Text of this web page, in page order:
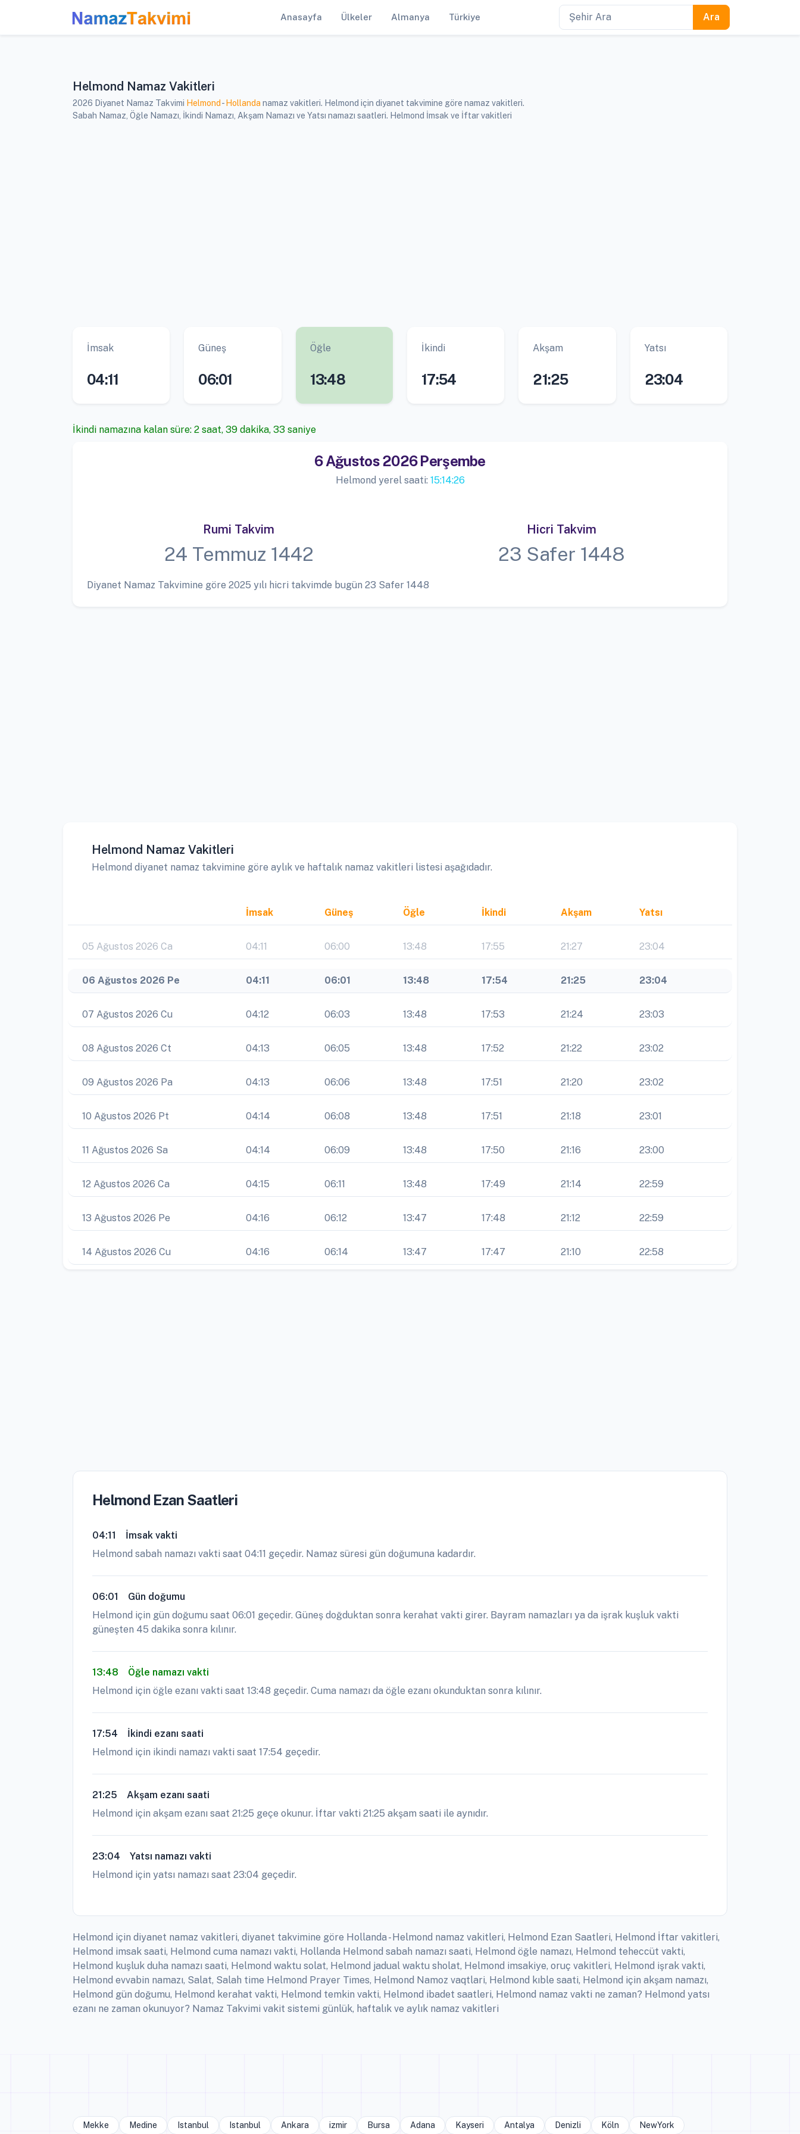
Anasayfa Ülkeler Almanya Türkiye
Helmond Namaz Vakitleri
2026 Diyanet Namaz Takvimi Helmond - Hollanda namaz vakitleri. Helmond için diyanet takvimine göre namaz vakitleri.
Sabah Namaz, Öğle Namazı, İkindi Namazı, Akşam Namazı ve Yatsı namazı saatleri. Helmond İmsak ve İftar vakitleri
İmsak
04:11
Güneş
06:01
Öğle
13:48
İkindi
17:54
Akşam
21:25
Yatsı
23:04
İkindi namazına kalan süre: 2 saat, 39 dakika, 33 saniye
6 Ağustos 2026 Perşembe
Helmond yerel saati: 15:14:26
Rumi Takvim
24 Temmuz 1442
Hicri Takvim
23 Safer 1448
Diyanet Namaz Takvimine göre 2025 yılı hicri takvimde bugün 23 Safer 1448
Helmond Namaz Vakitleri
Helmond diyanet namaz takvimine göre aylık ve haftalık namaz vakitleri listesi aşağıdadır.
İmsak Güneş Öğle İkindi Akşam Yatsı
05 Ağustos 2026 Ca 04:11 06:00 13:48 17:55 21:27 23:04
06 Ağustos 2026 Pe 04:11 06:01 13:48 17:54 21:25 23:04
07 Ağustos 2026 Cu 04:12 06:03 13:48 17:53 21:24 23:03
08 Ağustos 2026 Ct 04:13 06:05 13:48 17:52 21:22 23:02
09 Ağustos 2026 Pa 04:13 06:06 13:48 17:51 21:20 23:02
10 Ağustos 2026 Pt 04:14 06:08 13:48 17:51 21:18 23:01
11 Ağustos 2026 Sa 04:14 06:09 13:48 17:50 21:16 23:00
12 Ağustos 2026 Ca 04:15 06:11 13:48 17:49 21:14 22:59
13 Ağustos 2026 Pe 04:16 06:12 13:47 17:48 21:12 22:59
14 Ağustos 2026 Cu 04:16 06:14 13:47 17:47 21:10 22:58
Helmond Ezan Saatleri
04:11
İmsak vakti
Helmond sabah namazı vakti saat 04:11 geçedir. Namaz süresi gün doğumuna kadardır.
06:01
Gün doğumu
Helmond için gün doğumu saat 06:01 geçedir. Güneş doğduktan sonra kerahat vakti girer. Bayram namazları ya da işrak kuşluk vakti
güneşten 45 dakika sonra kılınır.
13:48
Öğle namazı vakti
Helmond için öğle ezanı vakti saat 13:48 geçedir. Cuma namazı da öğle ezanı okunduktan sonra kılınır.
17:54
İkindi ezanı saati
Helmond için ikindi namazı vakti saat 17:54 geçedir.
21:25
Akşam ezanı saati
Helmond için akşam ezanı saat 21:25 geçe okunur. İftar vakti 21:25 akşam saati ile aynıdır.
23:04
Yatsı namazı vakti
Helmond için yatsı namazı saat 23:04 geçedir.
Helmond için diyanet namaz vakitleri, diyanet takvimine göre Hollanda - Helmond namaz vakitleri, Helmond Ezan Saatleri, Helmond İftar vakitleri,
Helmond imsak saati, Helmond cuma namazı vakti, Hollanda Helmond sabah namazı saati, Helmond öğle namazı, Helmond teheccüt vakti,
Helmond kuşluk duha namazı saati, Helmond waktu solat, Helmond jadual waktu sholat, Helmond imsakiye, oruç vakitleri, Helmond işrak vakti,
Helmond evvabin namazı, Salat, Salah time Helmond Prayer Times, Helmond Namoz vaqtlari, Helmond kıble saati, Helmond için akşam namazı,
Helmond gün doğumu, Helmond kerahat vakti, Helmond temkin vakti, Helmond ibadet saatleri, Helmond namaz vakti ne zaman? Helmond yatsı
ezanı ne zaman okunuyor? Namaz Takvimi vakit sistemi günlük, haftalık ve aylık namaz vakitleri
Mekke Medine Istanbul Istanbul Ankara izmir Bursa Adana Kayseri Antalya Denizli Köln NewYork